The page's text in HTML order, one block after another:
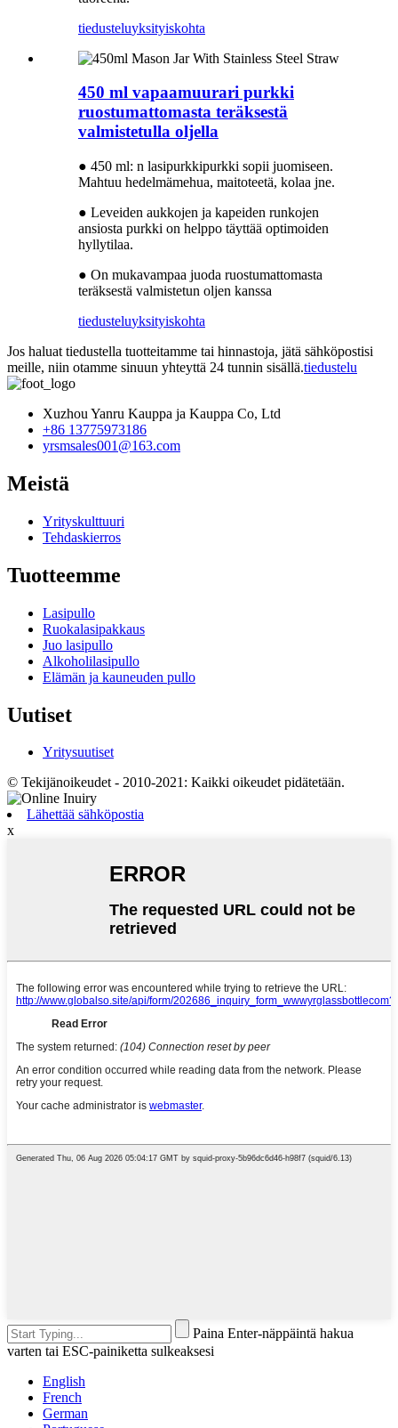
tiedusteluyksityiskohta
450 ml vapaamuurari purkki
ruostumattomasta teräksestä
valmistetulla oljella
● 450 ml: n lasipurkkipurkki sopii juomiseen.
Mahtuu hedelmämehua, maitoteetä, kolaa jne.
● Leveiden aukkojen ja kapeiden runkojen
ansiosta purkki on helppo täyttää optimoiden
hyllytilaa.
● On mukavampaa juoda ruostumattomasta
teräksestä valmistetun oljen kanssa
tiedusteluyksityiskohta
Jos haluat tiedustella tuotteitamme tai hinnastoja, jätä sähköpostisi
meille, niin otamme sinuun yhteyttä 24 tunnin sisällä.tiedustelu
Xuzhou Yanru Kauppa ja Kauppa Co, Ltd
+86 13775973186
yrsmsales001@163.com
Meistä
Yrityskulttuuri
Tehdaskierros
Tuotteemme
Lasipullo
Ruokalasipakkaus
Juo lasipullo
Alkoholilasipullo
Elämän ja kauneuden pullo
Uutiset
Yritysuutiset
© Tekijänoikeudet - 2010-2021: Kaikki oikeudet pidätetään.
Lähettää sähköpostia
x
Paina Enter-näppäintä hakua
varten tai ESC-painiketta sulkeaksesi
English
French
German